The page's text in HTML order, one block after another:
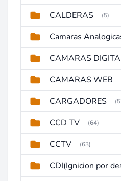
CALDERAS (5)
Camaras
CAMARAS
CAMARAS WEB
CARGADORES
CCD TV (64)
CCTV (63)